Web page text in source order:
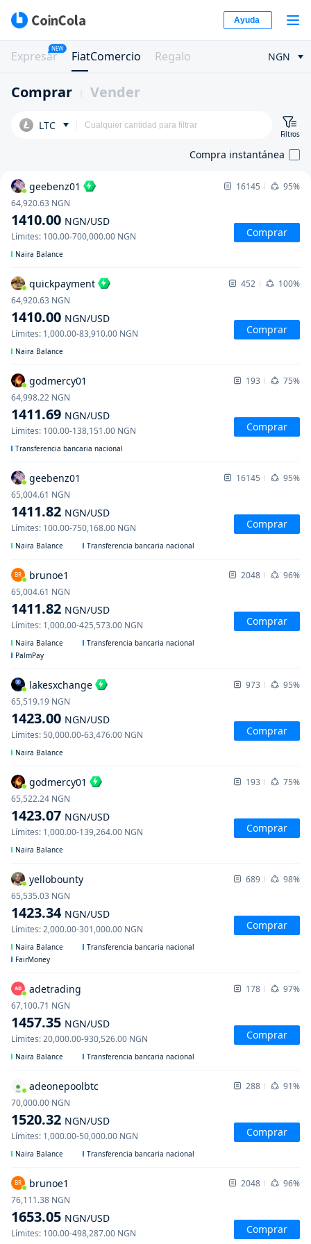
Ayuda
Expresar
NEW
FiatComercio Regalo NGN
Comprar Vender
LTC
Filtros
Compra instantánea
geebenz01 16145 95%
1410.00 NGN/USD
64,920.63 NGN
Límites: 100.00-700,000.00 NGN Comprar
Naira Balance
quickpayment 452 100%
1410.00 NGN/USD
64,920.63 NGN
Límites: 1,000.00-83,910.00 NGN Comprar
Naira Balance
godmercy01 193 75%
1411.69 NGN/USD
64,998.22 NGN
Límites: 100.00-138,151.00 NGN Comprar
Transferencia bancaria nacional
geebenz01 16145 95%
1411.82 NGN/USD
65,004.61 NGN
Límites: 100.00-750,168.00 NGN Comprar
Naira Balance Transferencia bancaria nacional
BR brunoe1 2048 96%
1411.82 NGN/USD
65,004.61 NGN
Límites: 1,000.00-425,573.00 NGN Comprar
Naira Balance
Transferencia bancaria nacional
PalmPay
lakesxchange 973 95%
1423.00 NGN/USD
65,519.19 NGN
Límites:50,000.00-63,476.00 NGN Comprar
Naira Balance
godmercy01 193 75%
1423.07 NGN/USD
65,522.24 NGN
Límites: 1,000.00-139,264.00 NGN Comprar
Naira Balance
yellobounty 689 98%
1423.34 NGN/USD
65,535.03 NGN
Límites:2,000.00-301,000.00 NGN Comprar
Naira Balance
Transferencia bancaria nacional
FairMoney
adetrading 178 97%
1457.35 NGN/USD
67,100.71 NGN
Límites:20,000.00-930,526.00 NGN Comprar
Naira Balance Transferencia bancaria nacional
adeonepoolbtc 288 91%
1520.32 NGN/USD
70,000.00 NGN
Límites: 1,000.00-50,000.00 NGN Comprar
Naira Balance Transferencia bancaria nacional
BR brunoe1 2048 96%
1653.05 NGN/USD
76,111.38 NGN
Límites: 100.00-498,287.00 NGN Comprar